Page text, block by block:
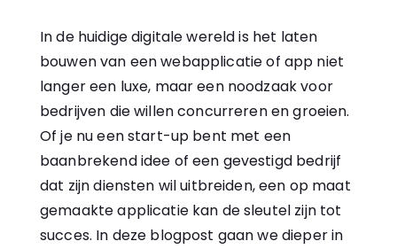
In de huidige digitale wereld is het laten
bouwen van een webapplicatieof app niet
langer een luxe, maar een noodzaak voor
bedrijven die willen concurreren en groeien.
Of je nu een start-up bent met een
baanbrekend idee of een gevestigd bedrijf
dat zijn diensten wil uitbreiden, een op maat
gemaakte applicatie kan de sleutel zijn tot
succes. In deze blogpost gaan we dieper in